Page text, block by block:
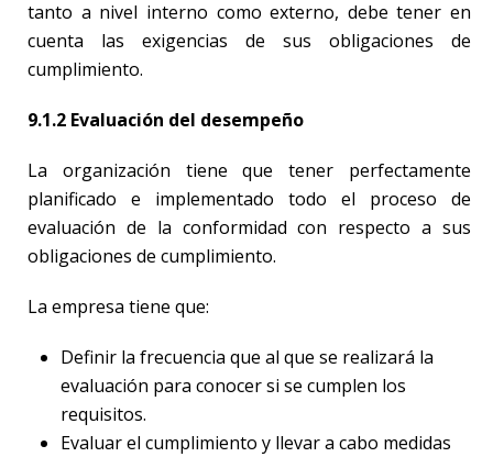
tanto a nivel interno como externo, debe tener en
cuenta las exigencias de sus obligaciones de
cumplimiento.
9.1.2 Evaluación del desempeño
La organización tiene que tener perfectamente
planificado e implementado todo el proceso de
evaluación de la conformidad con respecto a sus
obligaciones de cumplimiento.
La empresa tiene que:
Definir la frecuencia que al que se realizará la
evaluación para conocer si se cumplen los
requisitos.
Evaluar el cumplimiento y llevar a cabo medidas